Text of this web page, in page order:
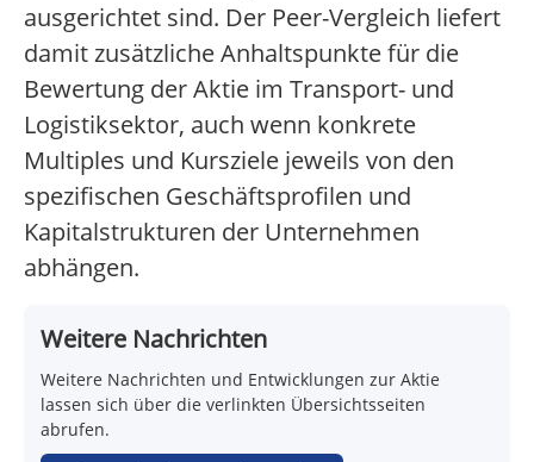
ausgerichtet sind. Der Peer-Vergleich liefert
damit zusätzliche Anhaltspunkte für die
Bewertung der Aktie im Transport- und
Logistiksektor, auch wenn konkrete
Multiples und Kursziele jeweils von den
spezifischen Geschäftsprofilen und
Kapitalstrukturen der Unternehmen
abhängen.
Weitere Nachrichten
Weitere Nachrichten und Entwicklungen zur Aktie
lassen sich über die verlinkten Übersichtsseiten
abrufen.